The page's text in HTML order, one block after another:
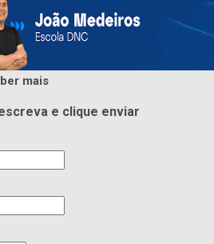
mais
e clique enviar